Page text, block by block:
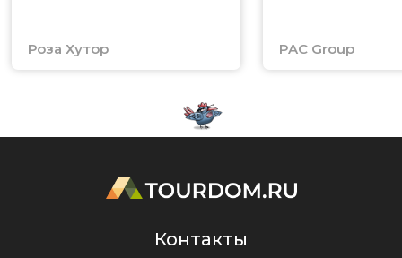
Роза Хутор PAC Group
Контакты